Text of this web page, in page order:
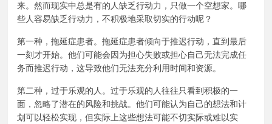
来。然而现实中总是有的人缺乏行动力，只做一个空想家。哪
些人容易缺乏行动力，不积极地采取切实的行动呢？
第一种，拖延症患者。拖延症患者倾向于推迟行动，直到最后
一刻才开始。他们可能会因为担心失败或担心自己无法完成任
务而推迟行动，这导致他们无法充分利用时间和资源。
第二种，过于乐观的人。过于乐观的人往往只看到积极的一
面，忽略了潜在的风险和挑战。他们可能认为自己的想法和计
划可以轻松实现，但实际上这些想法可能不切实际或难以实